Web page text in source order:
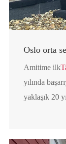
Oslo orta
Amitime ilk
yılında
yaklaşık 20